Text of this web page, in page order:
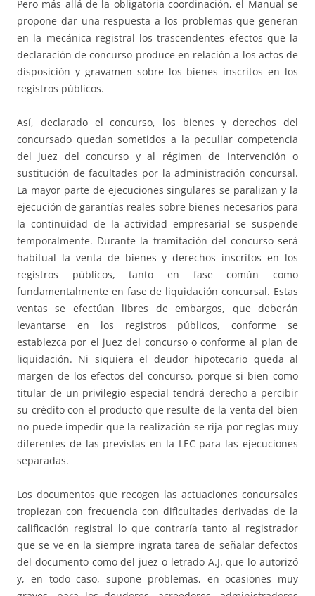
Pero más allá de la obligatoria coordinación, el Manual se
propone dar una respuesta a los problemas que generan
en la mecánica registral los trascendentes efectos que la
declaración de concurso produce en relación a los actos de
disposición y gravamen sobre los bienes inscritos en los
registros públicos.
Así, declarado el concurso, los bienes y derechos del
concursado quedan sometidos a la peculiar competencia
del juez del concurso y al régimen de intervención o
sustitución de facultades por la administración concursal.
La mayor parte de ejecuciones singulares se paralizan y la
ejecución de garantías reales sobre bienes necesarios para
la continuidad de la actividad empresarial se suspende
temporalmente. Durante la tramitación del concurso será
habitual la venta de bienes y derechos inscritos en los
registros públicos, tanto en fase común como
fundamentalmente en fase de liquidación concursal. Estas
ventas se efectúan libres de embargos, que deberán
levantarse en los registros públicos, conforme se
establezca por el juez del concurso o conforme al plan de
liquidación. Ni siquiera el deudor hipotecario queda al
margen de los efectos del concurso, porque si bien como
titular de un privilegio especial tendrá derecho a percibir
su crédito con el producto que resulte de la venta del bien
no puede impedir que la realización se rija por reglas muy
diferentes de las previstas en la LEC para las ejecuciones
separadas.
Los documentos que recogen las actuaciones concursales
tropiezan con frecuencia con dificultades derivadas de la
calificación registral lo que contraría tanto al registrador
que se ve en la siempre ingrata tarea de señalar defectos
del documento como del juez o letrado A.J. que lo autorizó
y, en todo caso, supone problemas, en ocasiones muy